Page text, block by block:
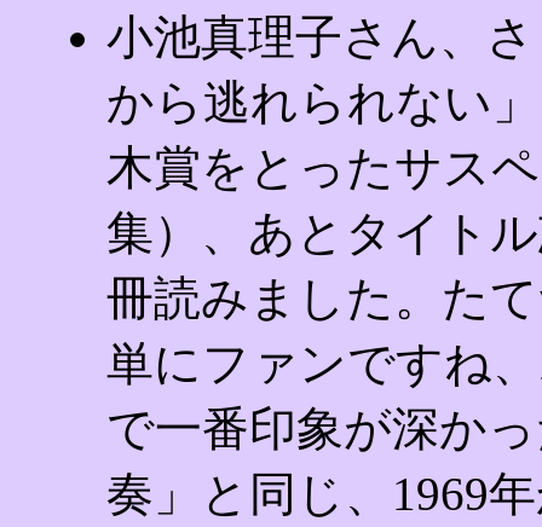
小池真理子さん、
から逃れられない
木賞をとったサス
集）、あとタイト
冊読みました。た
単にファンですね
で一番印象が深か
奏」と同じ、1969